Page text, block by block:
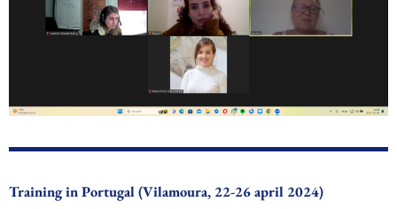
Training in Portugal (Vilamoura, 22-26 april 2024)